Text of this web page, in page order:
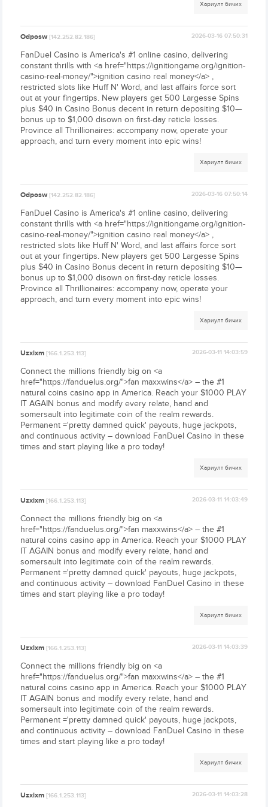
Хариулт бичих
Odposw[142.252.82.186] 2026-03-16 07:50:31
FanDuel Casino is America's #1 online casino, delivering
constant thrills with <a href="https://ignitiongame.org/ignition-
casino-real-money/">ignition casino real money</a> ,
restricted slots like Huff N' Word, and last affairs force sort
out at your fingertips. New players get 500 Largesse Spins
plus $40 in Casino Bonus decent in return depositing $10—
bonus up to $1,000 disown on first-day reticle losses.
Province all Thrillionaires: accompany now, operate your
approach, and turn every moment into epic wins!
Хариулт бичих
Odposw[142.252.82.186] 2026-03-16 07:50:14
FanDuel Casino is America's #1 online casino, delivering
constant thrills with <a href="https://ignitiongame.org/ignition-
casino-real-money/">ignition casino real money</a> ,
restricted slots like Huff N' Word, and last affairs force sort
out at your fingertips. New players get 500 Largesse Spins
plus $40 in Casino Bonus decent in return depositing $10—
bonus up to $1,000 disown on first-day reticle losses.
Province all Thrillionaires: accompany now, operate your
approach, and turn every moment into epic wins!
Хариулт бичих
Uzxixm[166.1.253.113] 2026-03-11 14:03:59
Connect the millions friendly big on <a
href="https://fanduelus.org/">fan maxxwins</a> – the #1
natural coins casino app in America. Reach your $1000 PLAY
IT AGAIN bonus and modify every relate, hand and
somersault into legitimate coin of the realm rewards.
Permanent ='pretty damned quick' payouts, huge jackpots,
and continuous activity – download FanDuel Casino in these
times and start playing like a pro today!
Хариулт бичих
Uzxixm[166.1.253.113] 2026-03-11 14:03:49
Connect the millions friendly big on <a
href="https://fanduelus.org/">fan maxxwins</a> – the #1
natural coins casino app in America. Reach your $1000 PLAY
IT AGAIN bonus and modify every relate, hand and
somersault into legitimate coin of the realm rewards.
Permanent ='pretty damned quick' payouts, huge jackpots,
and continuous activity – download FanDuel Casino in these
times and start playing like a pro today!
Хариулт бичих
Uzxixm[166.1.253.113] 2026-03-11 14:03:39
Connect the millions friendly big on <a
href="https://fanduelus.org/">fan maxxwins</a> – the #1
natural coins casino app in America. Reach your $1000 PLAY
IT AGAIN bonus and modify every relate, hand and
somersault into legitimate coin of the realm rewards.
Permanent ='pretty damned quick' payouts, huge jackpots,
and continuous activity – download FanDuel Casino in these
times and start playing like a pro today!
Хариулт бичих
Uzxixm[166.1.253.113] 2026-03-11 14:03:28